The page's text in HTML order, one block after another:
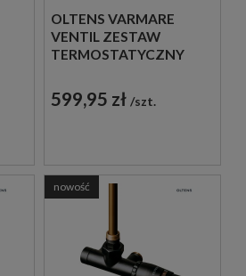
OLTENS VARMARE
VENTIL ZESTAW
TERMOSTATYCZNY
JEDNOOTWOROWY
PRAWY BIAŁY 55906000
599,95 zł szt.
nowość